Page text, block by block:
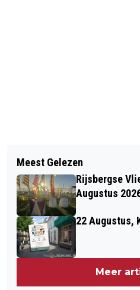
29 DECEMBER:
SPIJKERBROEK IN
OP ZOOM
COLLECTIEVE
DE GEMEENTE
EEN LAAG INKOMEN
Meest Gelezen
Rijsbergse
Augustus
22 Augustus,
Meer